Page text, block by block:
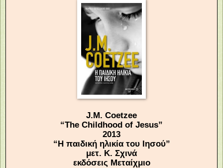
J.M. Coetzee
“The Childhood of Jesus”
2013
“Η παιδική ηλικία του Ιησού”
μετ. Κ. Σχινά
εκδόσεις Μεταίχμιο